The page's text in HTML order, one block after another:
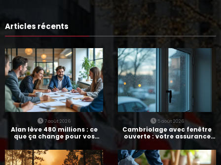
Articles récents
7 août 2026
Alan lève 480 millions : ce
que ça change pour vos
5 août 2026
Cambriolage avec fenêtre
ouverte : votre assurance
paie-t-elle ?